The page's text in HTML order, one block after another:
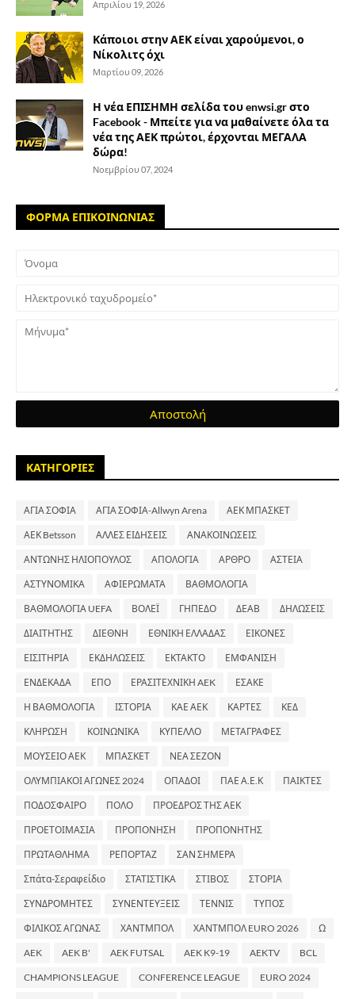
Απριλίου 19, 2026
Κάποιοι στην ΑΕΚ είναι χαρούμενοι, ο
Νίκολιτς όχι
Μαρτίου 09, 2026
Η νέα ΕΠΙΣΗΜΗ σελίδα του enwsi.gr στο
Facebook - Μπείτε για να μαθαίνετε όλα τα
νέα της ΑΕΚ πρώτοι, έρχονται ΜΕΓΑΛΑ
δώρα!
Νοεμβρίου 07, 2024
ΦΟΡΜΑ ΕΠΙΚΟΙΝΩΝΙΑΣ
ΚΑΤΗΓΟΡΙΕΣ
ΑΓΙΑ ΣΟΦΙΑ ΑΓΙΑ ΣΟΦΙΑ-Allwyn Arena ΑΕΚ ΜΠΑΣΚΕΤ
ΑΕΚ Betsson ΑΛΛΕΣ ΕΙΔΗΣΕΙΣ ΑΝΑΚΟΙΝΩΣΕΙΣ
ΑΝΤΩΝΗΣ ΗΛΙΟΠΟΥΛΟΣ ΑΠΟΛΟΓΙΑ ΑΡΘΡΟ ΑΣΤΕΙΑ
ΑΣΤΥΝΟΜΙΚΑ ΑΦΙΕΡΩΜΑΤΑ ΒΑΘΜΟΛΟΓΙΑ
ΒΑΘΜΟΛΟΓΙΑ UEFA ΒΟΛΕΪ ΓΗΠΕΔΟ ΔΕΑΒ ΔΗΛΩΣΕΙΣ
ΔΙΑΙΤΗΤΗΣ ΔΙΕΘΝΗ ΕΘΝΙΚΗ ΕΛΛΑΔΑΣ ΕΙΚΟΝΕΣ
ΕΙΣΙΤΗΡΙΑ ΕΚΔΗΛΩΣΕΙΣ ΕΚΤΑΚΤΟ ΕΜΦΑΝΙΣΗ
ΕΝΔΕΚΑΔΑ ΕΠΟ ΕΡΑΣΙΤΕΧΝΙΚΗ AEK ΕΣΑΚΕ
Η ΒΑΘΜΟΛΟΓΙΑ ΙΣΤΟΡΙΑ ΚΑΕ ΑΕΚ ΚΑΡΤΕΣ ΚΕΔ
ΚΛΗΡΩΣΗ ΚΟΙΝΩΝΙΚΑ ΚΥΠΕΛΛΟ ΜΕΤΑΓΡΑΦΕΣ
ΜΟΥΣΕΙΟ ΑΕΚ ΜΠΑΣΚΕΤ ΝΕΑ ΣΕΖΟΝ
ΟΛΥΜΠΙΑΚΟΙ ΑΓΩΝΕΣ 2024 ΟΠΑΔΟΙ ΠΑΕ Α.Ε.Κ ΠΑΙΚΤΕΣ
ΠΟΔΟΣΦΑΙΡΟ ΠΟΛΟ ΠΡΟΕΔΡΟΣ ΤΗΣ ΑΕΚ
ΠΡΟΕΤΟΙΜΑΣΙΑ ΠΡΟΠΟΝΗΣΗ ΠΡΟΠΟΝΗΤΗΣ
ΠΡΩΤΑΘΛΗΜΑ ΡΕΠΟΡΤΑΖ ΣΑΝ ΣΗΜΕΡΑ
Σπάτα-Σεραφείδιο ΣΤΑΤΙΣΤΙΚΑ ΣΤΙΒΟΣ ΣΤΟΡΙΑ
ΣΥΝΔΡΟΜΗΤΕΣ ΣΥΝΕΝΤΕΥΞΕΙΣ ΤΕΝΝΙΣ ΤΥΠΟΣ
ΦΙΛΙΚΟΣ ΑΓΩΝΑΣ ΧΑΝΤΜΠΟΛ ΧΑΝΤΜΠΟΛ EURO 2026 Ω
AEK AEK B' AEK FUTSAL AEK K9-19 AEKTV BCL
CHAMPIONS LEAGUE CONFERENCE LEAGUE EURO 2024